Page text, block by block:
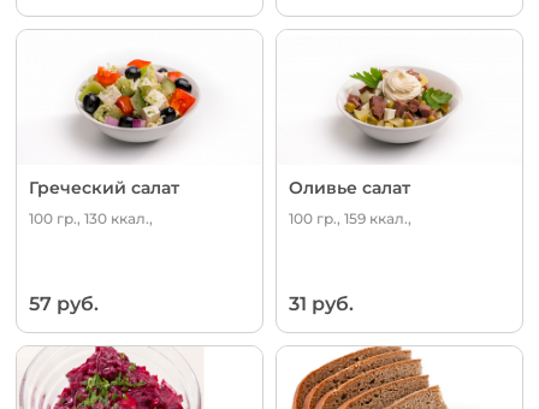
Греческий салат
100 гр., 130 ккал.,
57 руб.
Оливье салат
100 гр., 159 ккал.,
31 руб.